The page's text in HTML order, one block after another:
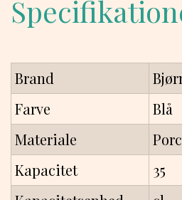
Brand
Farve
Blå
Materiale
Kapacitet
35